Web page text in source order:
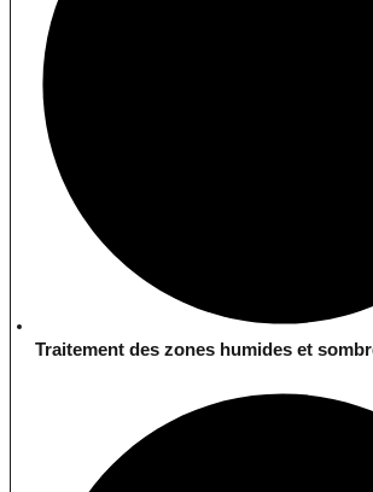
Traitement des zones humides et